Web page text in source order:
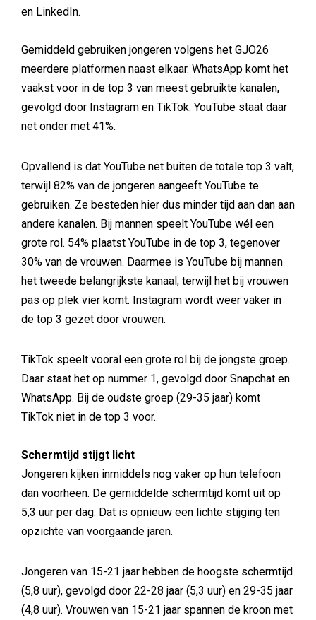
en LinkedIn.
Gemiddeld gebruiken jongeren volgens het GJO26
meerdere platformen naast elkaar. WhatsApp komt het
vaakst voor in de top 3 van meest gebruikte kanalen,
gevolgd door Instagram en TikTok. YouTube staat daar
net onder met 41%.
Opvallend is dat YouTube net buiten de totale top 3 valt,
terwijl 82% van de jongeren aangeeft YouTube te
gebruiken. Ze besteden hier dus minder tijd aan dan aan
andere kanalen. Bij mannen speelt YouTube wél een
grote rol. 54% plaatst YouTube in de top 3, tegenover
30% van de vrouwen. Daarmee is YouTube bij mannen
het tweede belangrijkste kanaal, terwijl het bij vrouwen
pas op plek vier komt. Instagram wordt weer vaker in
de top 3 gezet door vrouwen.
TikTok speelt vooral een grote rol bij de jongste groep.
Daar staat het op nummer 1, gevolgd door Snapchat en
WhatsApp. Bij de oudste groep (29-35 jaar) komt
TikTok niet in de top 3 voor.
Schermtijd stijgt licht
Jongeren kijken inmiddels nog vaker op hun telefoon
dan voorheen. De gemiddelde schermtijd komt uit op
5,3 uur per dag. Dat is opnieuw een lichte stijging ten
opzichte van voorgaande jaren.
Jongeren van 15-21 jaar hebben de hoogste schermtijd
(5,8 uur), gevolgd door 22-28 jaar (5,3 uur) en 29-35 jaar
(4,8 uur). Vrouwen van 15-21 jaar spannen de kroon met